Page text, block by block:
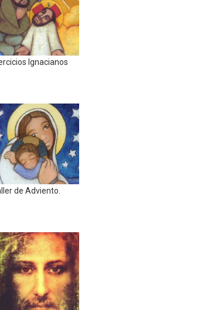
Ignacianos
de Adviento.